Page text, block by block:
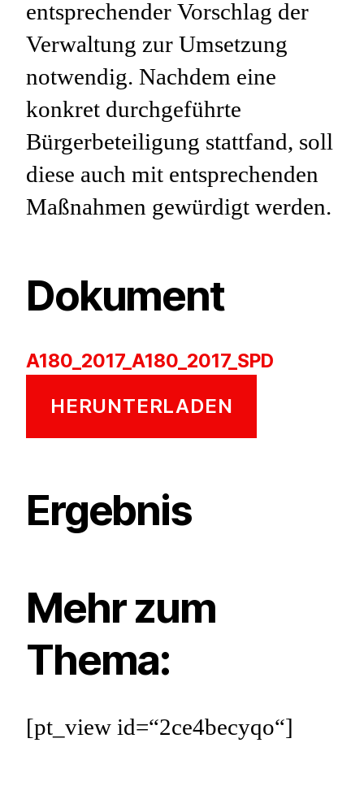
entsprechender Vorschlag der
Verwaltung zur Umsetzung
notwendig. Nachdem eine
konkret durchgeführte
Bürgerbeteiligung stattfand, soll
diese auch mit entsprechenden
Maßnahmen gewürdigt werden.
Dokument
A180_2017_A180_2017_SPD
HERUNTERLADEN
Ergebnis
Mehr zum
Thema:
[pt_view id=“2ce4becyqo“]